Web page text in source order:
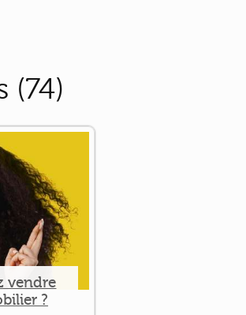
(74)
vendre
?